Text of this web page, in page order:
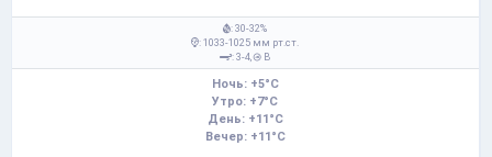
: 30-32%
: 1033-1025 мм рт.ст.
: 3-4,
В
Ночь: +5°C
Утро: +7°C
День: +11°C
Вечер: +11°C